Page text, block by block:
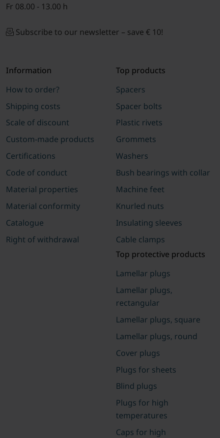
Fr 08.00 - 13.00 h
Subscribe to our newsletter – save € 10!
Information
How to order?
Shipping costs
Scale of discount
Custom-made products
Certifications
Code of conduct
Material properties
Material conformity
Catalogue
Right of withdrawal
Top products
Spacers
Spacer bolts
Plastic rivets
Grommets
Washers
Bush bearings with collar
Machine feet
Knurled nuts
Insulating sleeves
Cable clamps
Top protective products
Lamellar plugs
Lamellar plugs,
rectangular
Lamellar plugs, square
Lamellar plugs, round
Cover plugs
Plugs for sheets
Blind plugs
Plugs for high
temperatures
Caps for high